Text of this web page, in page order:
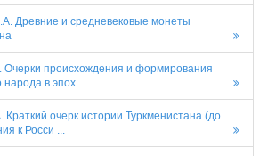
Древние и средневековые монеты
Очерки происхождения и формирования
народа в эпох ...
Краткий очерк истории Туркменистана (до
к Росси ...